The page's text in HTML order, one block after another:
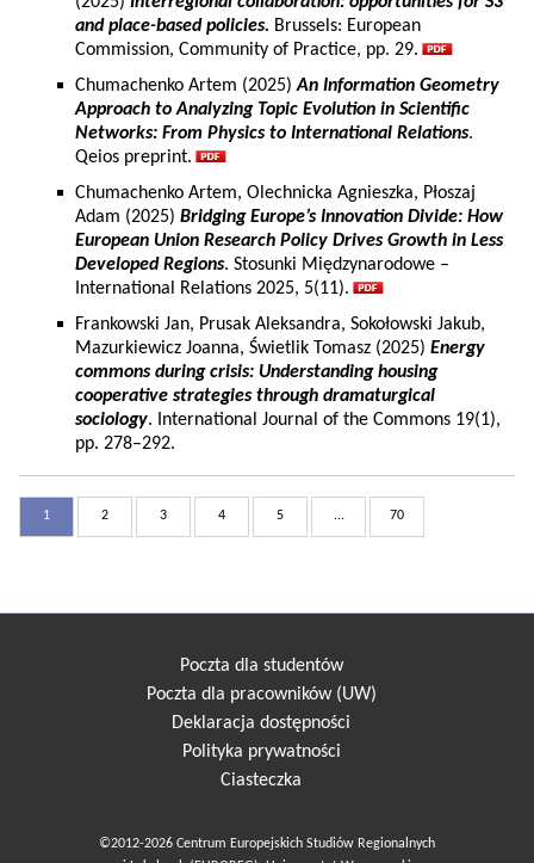
and place-based policies. Brussels: European
Commission, Community of Practice, pp. 29.
Chumachenko Artem (2025)An Information Geometry
Approach to Analyzing Topic Evolution in Scientific
Networks: From Physics to International Relations.
Qeios preprint.
Chumachenko Artem, Olechnicka Agnieszka, Płoszaj
Adam (2025) Bridging Europe’s Innovation Divide: How
European Union Research Policy Drives Growth in Less
Developed Regions. Stosunki Międzynarodowe –
International Relations 2025, 5(11).
Frankowski Jan, Prusak Aleksandra, Sokołowski Jakub,
Mazurkiewicz Joanna, Świetlik Tomasz (2025) Energy
commons during crisis: Understanding housing
cooperative strategies through dramaturgical
sociology. International Journal of the Commons 19(1),
pp. 278–292.
1 2 3 4 5 ... 70
Poczta dla studentów
Poczta dla pracowników (UW)
Deklaracja dostępności
Polityka prywatności
Ciasteczka
©2012-2026 Centrum Europejskich Studiów Regionalnych